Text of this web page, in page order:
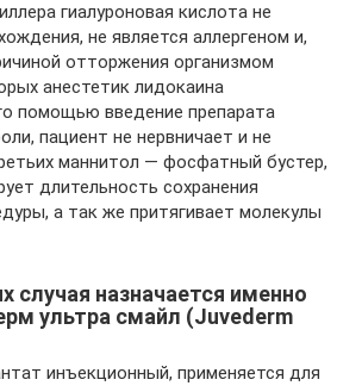
гиалуроновая кислота не
не является аллергеном и,
отторжения организмом
анестетик лидокаина
помощью введение препарата
пациент не нервничает и не
маннитол — фосфатный бустер,
длительность сохранения
а так же притягивает молекулы
случая назначается именно
ультра смайл (Juvederm
инъекционный, применяется для